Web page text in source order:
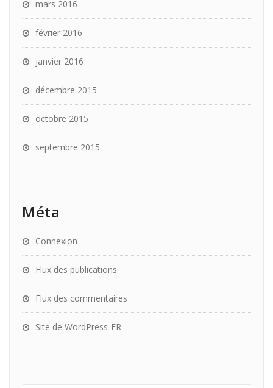
mars 2016
février 2016
janvier 2016
décembre 2015
octobre 2015
septembre 2015
Méta
Connexion
Flux des publications
Flux des commentaires
Site de WordPress-FR